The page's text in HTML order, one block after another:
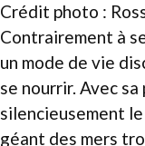
Crédit photo :
Contrairement à
un mode de vie
se nourrir. Avec
silencieusement
géant des mers